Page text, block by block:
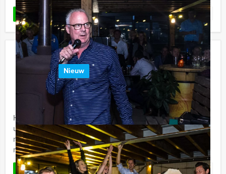
LEES MEER Favoriet
De Grote Voetbalquiz In Arnhem
Nieuw
Vanaf€ 27,50 p.p. excl. BTW
Vanaf 12 personen ‐ 2 uur
Holland Tour Guides heeft nu het meest formidabele
uitje voor voetballiefhebbers. Deze quiz biedt net even
meer dan een standaard voetbalquiz. We hebben er
namelijk ...
LEES MEER Favoriet